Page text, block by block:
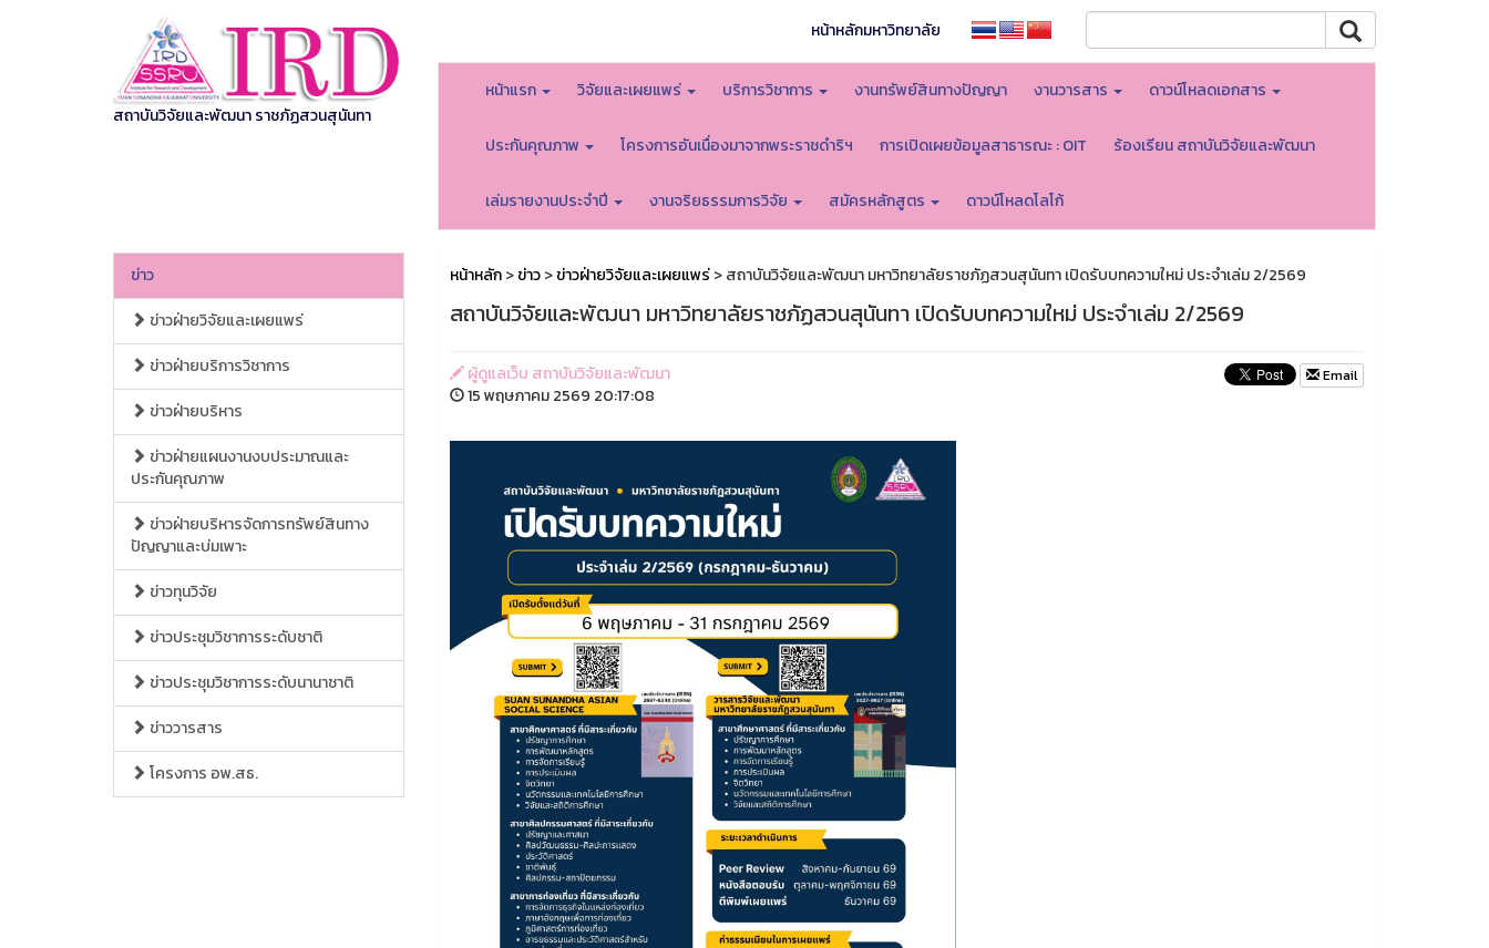
สถาบันวิจัยและพัฒนา ราชภัฏสวนสุนันทา
หน้าหลักมหาวิทยาลัย
หน้าแรก วิจัยและเผยแพร่ บริการวิชาการ งานทรัพย์สินทางปัญญา งานวารสาร ดาวน์โหลดเอกสาร
ประกันคุณภาพ โครงการอันเนื่องมาจากพระราชดำริฯ การเปิดเผยข้อมูลสาธารณะ : OIT ร้องเรียน สถาบันวิจัยและพัฒนา
เล่มรายงานประจำปี งานจริยธรรมการวิจัย สมัครหลักสูตร ดาวน์โหลดโลโก้
ข่าว
ข่าวฝ่ายวิจัยและเผยแพร่
ข่าวฝ่ายบริการวิชาการ
ข่าวฝ่ายบริหาร
ข่าวฝ่ายแผนงานงบประมาณและ
ประกันคุณภาพ
ข่าวฝ่ายบริหารจัดการทรัพย์สินทาง
ปัญญาและบ่มเพาะ
ข่าวทุนวิจัย
ข่าวประชุมวิชาการระดับชาติ
ข่าวประชุมวิชาการระดับนานาชาติ
ข่าววารสาร
โครงการ อพ.สธ.
หน้าหลัก>ข่าว>ข่าวฝ่ายวิจัยและเผยแพร่> สถาบันวิจัยและพัฒนา มหาวิทยาลัยราชภัฏสวนสุนันทา เปิดรับบทความใหม่ ประจำเล่ม 2/2569
สถาบันวิจัยและพัฒนา มหาวิทยาลัยราชภัฏสวนสุนันทา เปิดรับบทความใหม่ ประจำเล่ม 2/2569
ผู้ดูแลเว็บ สถาบันวิจัยและพัฒนา
15 พฤษภาคม 2569 20:17:08
Email